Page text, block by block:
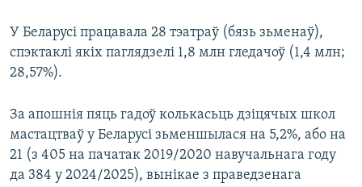
У Беларусі працавала 28 тэатраў (бязь зьменаў),
спэктаклі якіх паглядзелі 1,8 млн гледачоў (1,4 млн;
28,57%).
За апошнія пяць гадоў колькасьць дзіцячых школ
мастацтваў у Беларусі зьменшылася на 5,2%, або на
21 (з 405 на пачатак 2019/2020 навучальнага году
да 384 у 2024/2025), вынікае з праведзенага